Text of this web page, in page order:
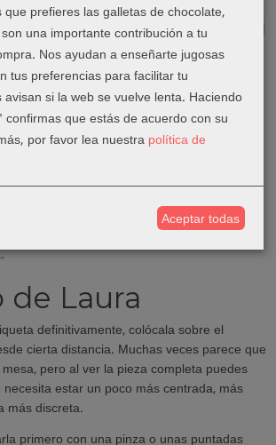
una etiqueta
etiqueta, piensa dónde irá colocada y qué
En una bolsa o mochila puedes usar una
una prenda, un neceser o un accesorio
mejor una etiqueta más discreta.
el color de la tela, el tipo de costura y el
conseguir. Una etiqueta clara puede
tejidos oscuros, mientras que una etiqueta
mejor en proyectos de estilo natural,
de Laura
definitivamente, colócala sobre el
cierta distancia. Muchas veces parece que
pero al ver la pieza completa puedes
estar un poco más centrada, más
más discreta.
primero con una pinza o unas puntadas
prefieres las galletas de chocolate,
una importante contribución a tu
Nos ayudan a enseñarte jugosas
tus preferencias para facilitar tu
si la web se vuelve lenta. Haciendo
que estás de acuerdo con su
por favor lea nuestra política de
Aceptar todas